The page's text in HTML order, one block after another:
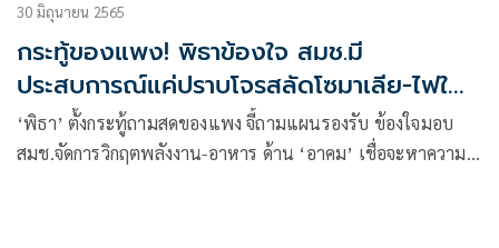
30 มิถุนายน 2565
กระทู้ของแพง! พิธาข้องใจ สมช.มี
ประสบการณ์แค่ปราบโจรสลัดโซมาเลีย-ไฟใต้
ทำไมมาดูวิกฤตพลังงาน-อาหาร
‘พิธา’ ตั้งกระทู้ถามสดของแพง จี้ถามแผนรองรับ ข้องใจมอบ
สมช.จัดการวิกฤตพลังงาน-อาหาร ด้าน ‘อาคม’ เชื่อจะหาความ